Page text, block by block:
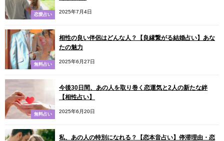
恋愛占い
2025年7月4日
無料占い
相性の良い伴侶はどんな人？【良縁繋がる結婚占い】あな
たの魅力
2025年6月27日
無料占い
今後30日間、あの人を取り巻く恋運気と2人の新たな絆
【相性占い】
2025年6月20日
私、あの人の特別になれる？【恋本音占い】停滞理由・恋